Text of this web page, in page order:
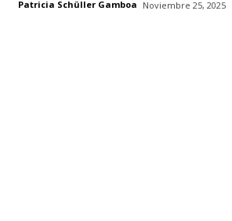
Patricia Schüller Gamboa Noviembre 25, 2025